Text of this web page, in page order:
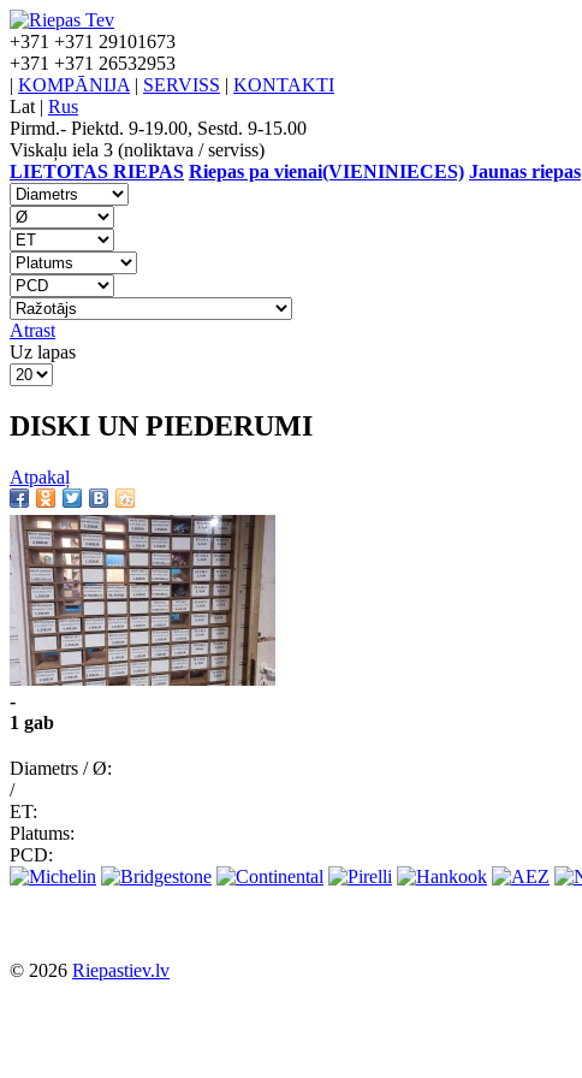
+371 +371 29101673
+371 +371 26532953
| KOMPĀNIJA | SERVISS | KONTAKTI
Lat | Rus
Pirmd.- Piektd. 9-19.00, Sestd. 9-15.00
Viskaļu iela 3 (noliktava / serviss)
LIETOTAS RIEPAS Riepas pa vienai(VIENINIECES) Jaunas riepas
Atrast
Uz lapas
DISKI UN PIEDERUMI
Atpakaļ
-
1 gab
Diametrs / Ø:
/
ET:
Platums:
PCD:
© 2026 Riepastiev.lv